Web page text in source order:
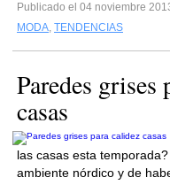
Publicado el 04 noviembre
MODA, TENDENCIAS
Paredes grises
casas
las casas esta
ambiente nórdico y de